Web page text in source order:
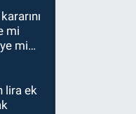
mi
mi
lira ek